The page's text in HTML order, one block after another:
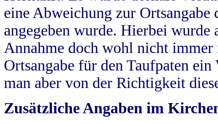
eine Abweichung zur
angegeben wurde. Hierbei wurde
Annahme doch wohl nicht
Ortsangabe für den Taufpaten
man aber von der Richtigkeit
Zusätzliche Angaben im